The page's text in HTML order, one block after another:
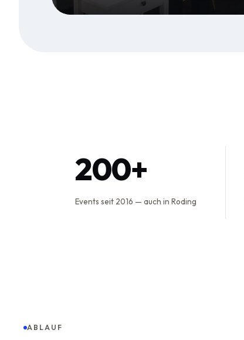
200+
Events seit 2016 — auch in Roding
ABLAUF